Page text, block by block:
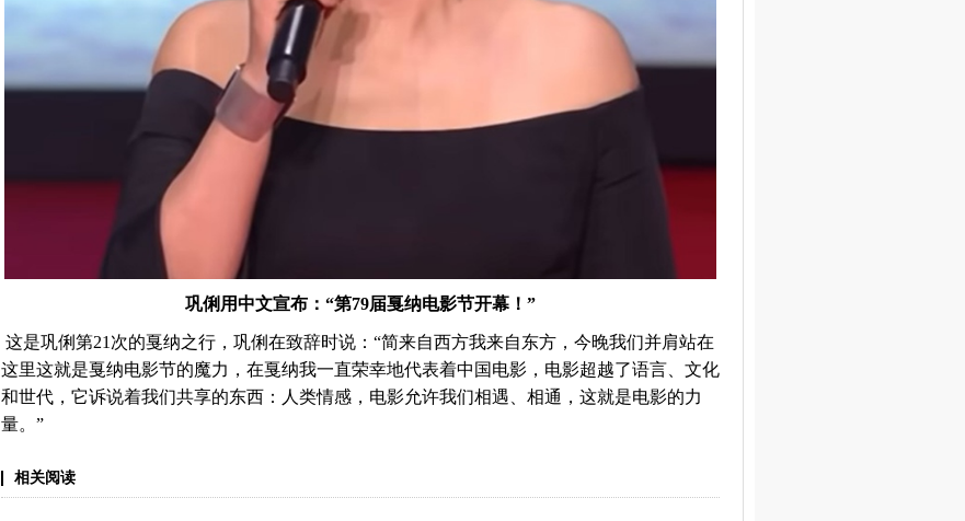
巩俐用中文宣布：“第79届戛纳电影节开幕！”
这是巩俐第21次的戛纳之行，巩俐在致辞时说：“简来自西方我来自东方，今晚我们并肩站在
这里这就是戛纳电影节的魔力，在戛纳我一直荣幸地代表着中国电影，电影超越了语言、文化
和世代，它诉说着我们共享的东西：人类情感，电影允许我们相遇、相通，这就是电影的力
量。”
相关阅读